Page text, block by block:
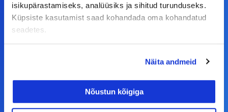
isikupärastamiseks, analüüsiks ja sihitud turunduseks.
Küpsiste kasutamist saad kohandada oma kohandatud
seadetes.
Näita andmeid
Nõustun kõigiga
e
b
o
-
f
t
a
g
m
k
e
d
t
u
b
e
© Alma Career Estonia OÜ
Tööotsijale
KKK